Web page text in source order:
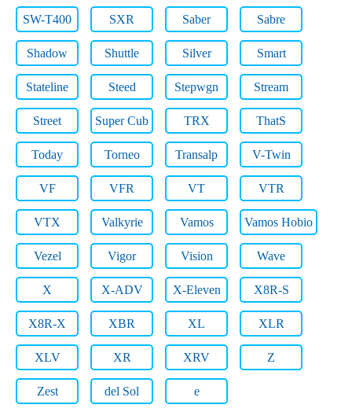
SW-T400 SXR Saber Sabre
Shadow Shuttle Silver Smart
Stateline Steed Stepwgn Stream
Street Super Cub TRX ThatS
Today Torneo Transalp V-Twin
VF VFR VT VTR
VTX Valkyrie Vamos Vamos Hobio
Vezel Vigor Vision Wave
X X-ADV X-Eleven X8R-S
X8R-X XBR XL XLR
XLV XR XRV Z
Zest del Sol e